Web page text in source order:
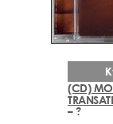
(CD)
– ?